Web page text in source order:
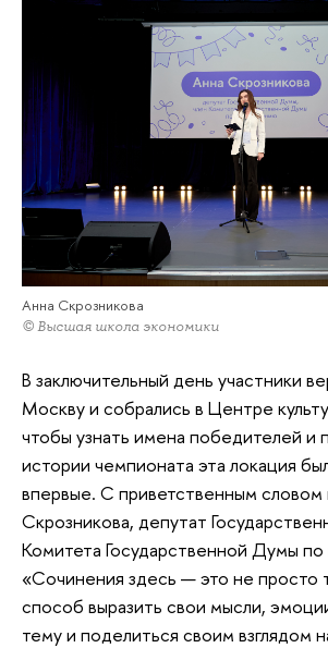
Анна Скрозникова
© Высшая школа экономики
В заключительный день участники
Москву и собрались в Центре
чтобы узнать имена победителей и
истории чемпионата эта локация
впервые. С приветственным словом
Скрозникова, депутат
Комитета Государственной Думы
«Сочинения здесь — это не просто
способ выразить свои мысли,
тему и поделиться своим взглядом